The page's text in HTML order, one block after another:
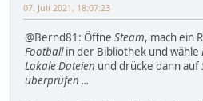
07. Juli 2021, 18:07:23
@Bernd81: Öffne Steam, mach ein
Footballin der Bibliothek und wähle
Lokale Dateien und drücke dann auf
überprüfen ...